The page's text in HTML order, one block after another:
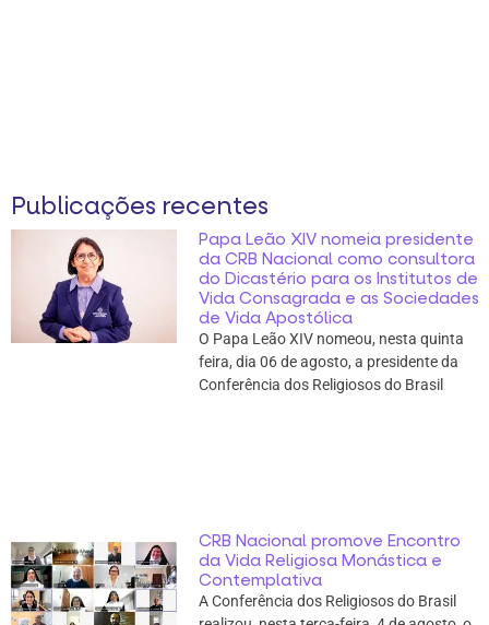
Publicações recentes
Papa Leão XIV nomeia presidente
da CRB Nacional como consultora
do Dicastério para os Institutos de
Vida Consagrada e as Sociedades
de Vida Apostólica
O Papa Leão XIV nomeou, nesta quinta
feira, dia 06 de agosto, a presidente da
Conferência dos Religiosos do Brasil
CRB Nacional promove Encontro
da Vida Religiosa Monástica e
Contemplativa
A Conferência dos Religiosos do Brasil